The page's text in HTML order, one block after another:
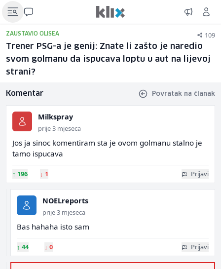
ZAUSTAVIO OLISEA 109
Trener PSG-a je genij: Znate li zašto je naredio
svom golmanu da ispucava loptu u aut na lijevoj
strani?
Komentar Povratak na članak
Milkspray
prije 3 mjeseca
Jos ja sinoc komentiram sta je ovom golmanu stalno je
tamo ispucava
↑ 196 ↓ 1 Prijavi
NOELreports
prije 3 mjeseca
Bas hahaha isto sam
↑ 44 ↓ 0 Prijavi